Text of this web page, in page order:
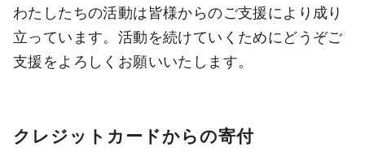
わたしたちの活動は皆様からのご支援により成り
立っています。活動を続けていくためにどうぞご
支援をよろしくお願いいたします。
クレジットカードからの寄付